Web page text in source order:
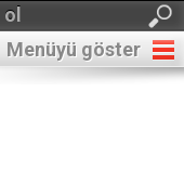
Menüyü göster